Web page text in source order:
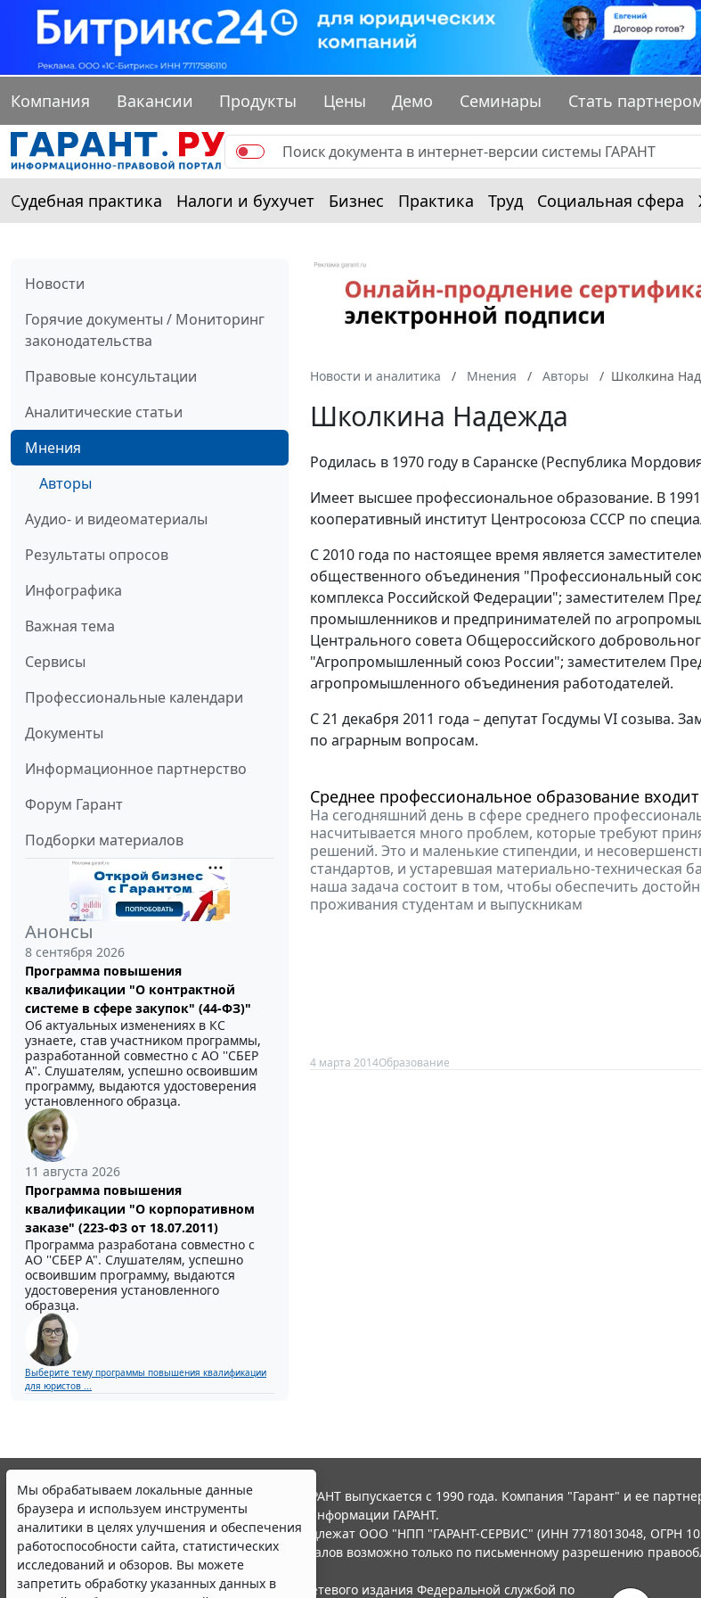
Компания Вакансии Продукты Цены Демо Семинары Стать
Судебная практика Налоги и бухучет Бизнес Практика Труд Социальная сфера
Новости
Горячие документы / Мониторинг
законодательства
Правовые консультации
Аналитические статьи
Мнения
Авторы
Аудио- и видеоматериалы
Результаты опросов
Инфографика
Важная тема
Сервисы
Профессиональные календари
Документы
Информационное партнерство
Форум Гарант
Подборки материалов
Анонсы
8 сентября 2026
Программа повышения
квалификации "О контрактной
системе в сфере закупок" (44-ФЗ)"
Об актуальных изменениях в КС
узнаете, став участником программы,
разработанной совместно с АО ''СБЕР
А". Слушателям, успешно освоившим
программу, выдаются удостоверения
установленного образца.
11 августа 2026
Программа повышения
квалификации "О корпоративном
заказе" (223-ФЗ от 18.07.2011)
Программа разработана совместно с
АО ''СБЕР А". Слушателям, успешно
освоившим программу, выдаются
удостоверения установленного
образца.
Выберите тему программы повышения квалификации
для юристов ...
Новости и аналитика Мнения Авторы Школкина
Школкина Надежда
Родилась в 1970 году в Саранске (Республика
Имеет высшее профессиональное образование. В
кооперативный институт Центросоюза СССР по
С 2010 года по настоящее время является
общественного объединения "Профессиональный
комплекса Российской Федерации"; заместителем
промышленников и предпринимателей по
Центрального совета Общероссийского
"Агропромышленный союз России"; заместителем
агропромышленного объединения работодателей.
С 21 декабря 2011 года – депутат Госдумы VI созыва.
по аграрным вопросам.
Среднее профессиональное образование
На сегодняшний день в сфере среднего
насчитывается много проблем, которые требуют
решений. Это и маленькие стипендии, и
стандартов, и устаревшая материально-техническая
наша задача состоит в том, чтобы обеспечить
проживания студентам и выпускникам
4 марта 2014Образование
Мы обрабатываем локальные данные
браузера и используем инструменты
аналитики в целях улучшения и обеспечения
работоспособности сайта, статистических
исследований и обзоров. Вы можете
запретить обработку указанных данных в
© ООО "НПП "ГАРАНТ-СЕРВИС", 2026. Система ГАРАНТ выпускается с 1990 года. Компания "Гарант" и ее
участниками Российской ассоциации правовой информации ГАРАНТ.
Все права на материалы сайта ГАРАНТ.РУ принадлежат ООО "НПП "ГАРАНТ-СЕРВИС" (ИНН 7718013048, ОГРН
Полное или частичное воспроизведение материалов возможно только по письменному разрешению
Правила использования портала.
Портал ГАРАНТ.РУ зарегистрирован в качестве сетевого издания Федеральной службой по